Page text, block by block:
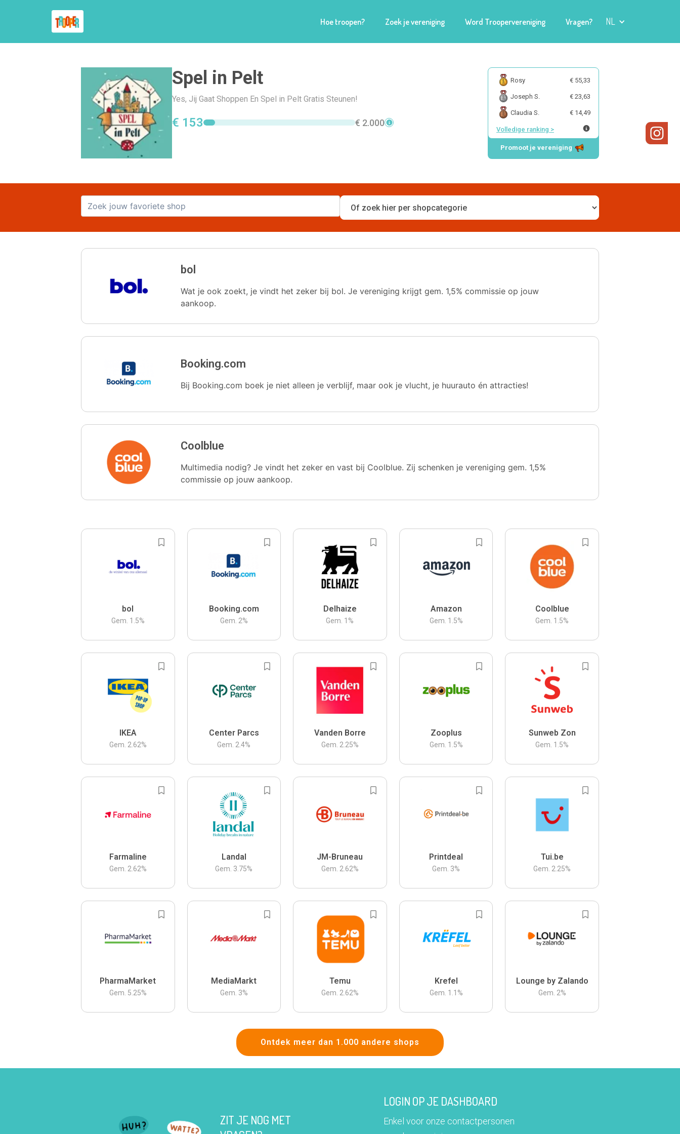
Hoe troopen? Zoek je vereniging Word Troopervereniging Vragen? NL
Spel in Pelt
Yes, Jij Gaat Shoppen En Spel in Pelt Gratis Steunen!
€ 153 € 2.000
Rosy € 55,33
Joseph S. € 23,63
Claudia S. € 14,49
Volledige ranking >
Promoot je vereniging
bol
Wat je ook zoekt, je vindt het zeker bij bol. Je vereniging krijgt gem. 1,5% commissie op jouw
aankoop.
Booking.com
Bij Booking.com boek je niet alleen je verblijf, maar ook je vlucht, je huurauto én attracties!
Coolblue
Multimedia nodig? Je vindt het zeker en vast bij Coolblue. Zij schenken je vereniging gem. 1,5%
commissie op jouw aankoop.
bol
Gem. 1.5%
Booking.com
Gem. 2%
Delhaize
Gem. 1 %
Amazon
Gem. 1.5%
Coolblue
Gem. 1.5%
IKEA
Gem. 2.62%
Center Parcs
Gem. 2.4%
Vanden Borre
Gem. 2.25%
Zooplus
Gem. 1.5%
Sunweb Zon
Gem. 1.5%
Farmaline
Gem. 2.62%
Landal
Gem. 3.75%
JM-Bruneau
Gem. 2.62%
Printdeal
Gem. 3%
Tui.be
Gem. 2.25%
PharmaMarket
Gem. 5.25%
MediaMarkt
Gem. 3%
Temu
Gem. 2.62%
Krefel
Gem. 1.1 %
Lounge by Zalando
Gem. 2%
Ontdek meer dan 1.000 andere shops
ZIT JE NOG MET
LOGIN OP JE DASHBOARD
Enkel voor onze contactpersonen